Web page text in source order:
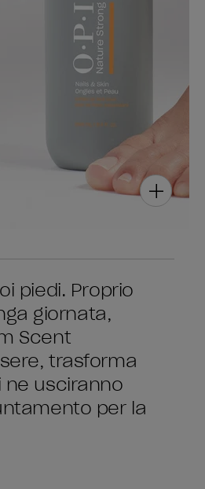
piedi. Proprio
giornata,
Scent
trasforma
ne usciranno
per la